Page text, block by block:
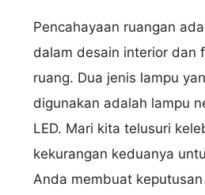
Pencahayaan ruangan
dalam desain interior dan
ruang. Dua jenis lampu
digunakan adalah lampu
LED. Mari kita telusuri
kekurangan keduanya
Anda membuat keputusan